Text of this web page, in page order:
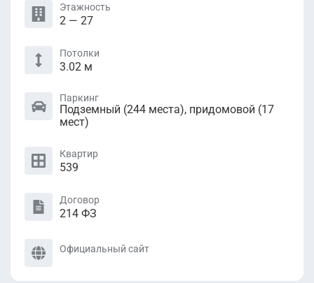
Этажность
2 — 27
Потолки
3.02 м
Паркинг
Подземный (244 местa), придомовой (17
мест)
Квартир
539
Договор
214 ФЗ
Официальный сайт